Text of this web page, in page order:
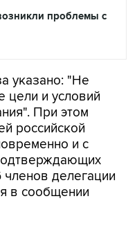
проблемы с
указано: "Не
цели и условий
При этом
российской
и с
делегации
в сообщении